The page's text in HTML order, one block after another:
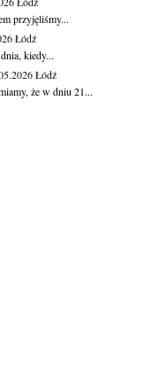
przyjęliśmy...
Łódź
kiedy...
Łódź
że w dniu 21...